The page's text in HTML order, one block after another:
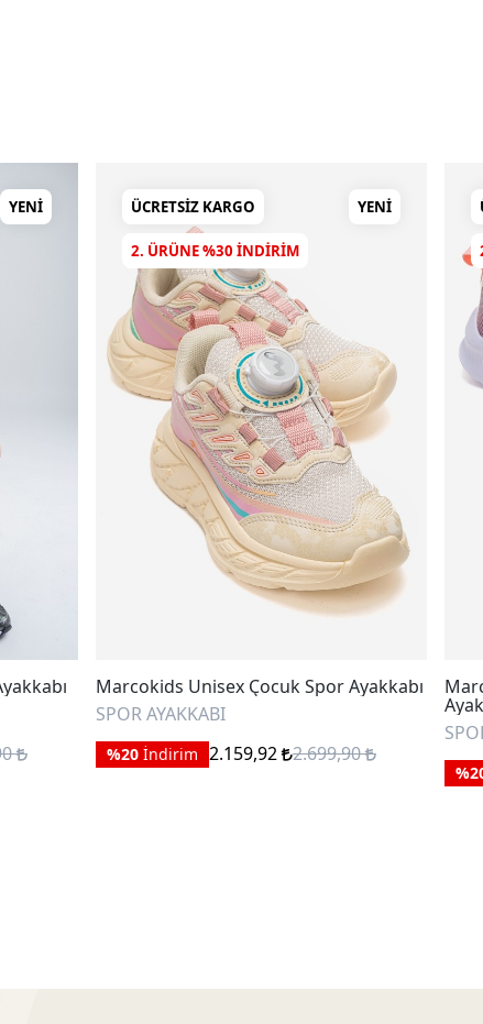
YENI ÜCRETSIZ KARGO YENI
2. ÜRÜNE %30 INDIRIM
Marcokids Unisex Çocuk Spor Ayakkabı
SPOR AYAKKABI
%20 İndirim 2.159,92 2.699,90